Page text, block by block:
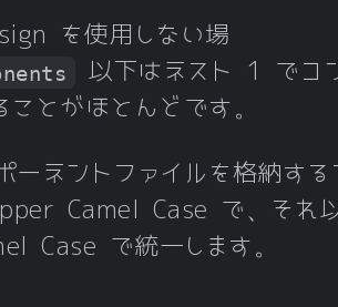
を使用しない場
以下はネスト 1 でコ
ことがほとんどです。
ーネントファイルを格納する
Camel Case で、それ
Case で統一します。